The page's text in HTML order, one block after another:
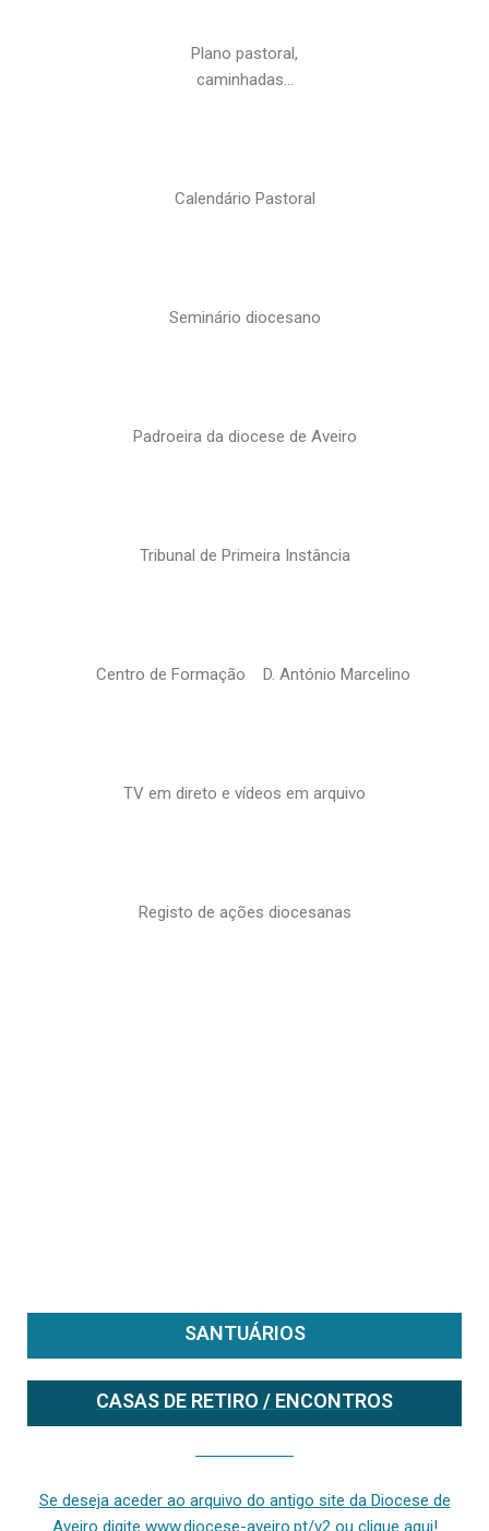
Plano pastoral,
caminhadas…
Calendário Pastoral
Seminário diocesano
Padroeira da diocese de Aveiro
Tribunal de Primeira Instância
Centro de Formação D. António Marcelino
TV em direto e vídeos em arquivo
Registo de ações diocesanas
SANTUÁRIOS
CASAS DE RETIRO / ENCONTROS
Se deseja aceder ao arquivo do antigo site da Diocese de
Aveiro digite www.diocese-aveiro.pt/v2 ou clique aqui!